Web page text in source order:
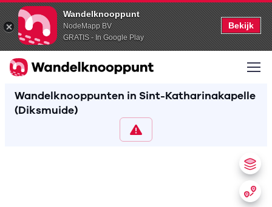
Wandelknooppunt
NodeMapp BV
GRATIS - In Google Play
Bekijk
Wandelknooppunten in Sint-Katharinakapelle
(Diksmuide)